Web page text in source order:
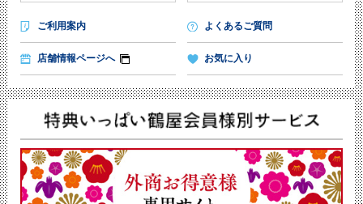
ご利用案内 よくあるご質問
店舗情報ページへ お気に入り